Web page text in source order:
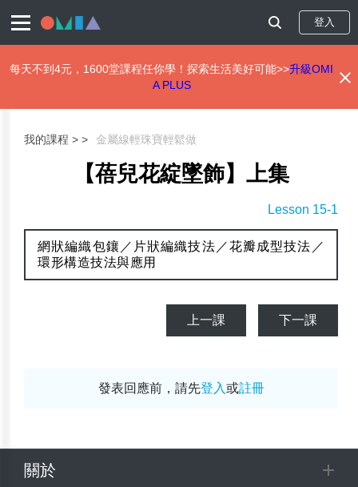
登入
每天不到4元，1600堂課程任你學！探索生活美好可能>>升級OMI
A PLUS
我的課程 > 金屬線輕珠寶輕鬆做
【蓓兒花綻墜飾】上集
Lesson 15-1
網狀編織包鑲／片狀編織技法／花瓣成型技法／
環形構造技法與應用
上一課 下一課
發表回應前，請先登入或註冊
關於